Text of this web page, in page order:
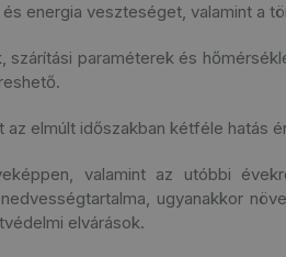
energia veszteséget, valamint a
paraméterek és
elmúlt időszakban kétféle hatás
valamint az utóbbi
ugyanakkor
elvárások.